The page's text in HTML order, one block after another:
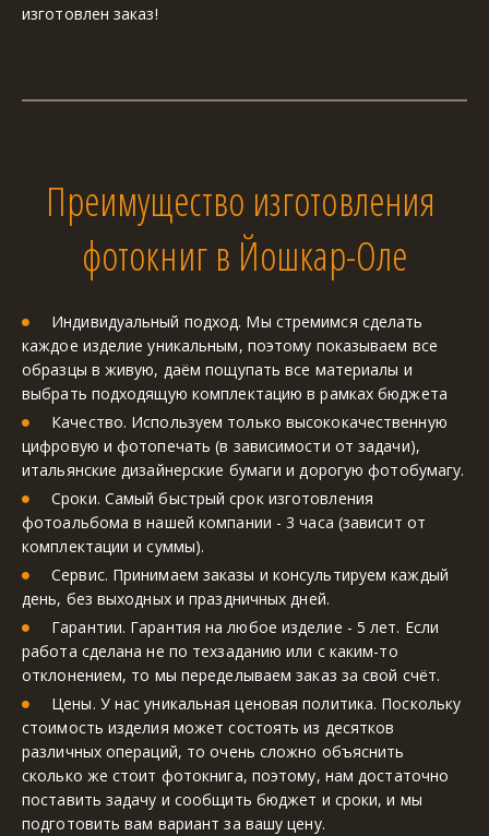
изготовлен заказ!
Преимущество изготовления
фотокниг в Йошкар-Оле
Индивидуальный подход. Мы стремимся сделать
каждое изделие уникальным, поэтому показываем все
образцы в живую, даём пощупать все материалы и
выбрать подходящую комплектацию в рамках бюджета
Качество. Используем только высококачественную
цифровую и фотопечать (в зависимости от задачи),
итальянские дизайнерские бумаги и дорогую фотобумагу.
Сроки. Самый быстрый срок изготовления
фотоальбома в нашей компании - 3 часа (зависит от
комплектации и суммы).
Сервис. Принимаем заказы и консультируем каждый
день, без выходных и праздничных дней.
Гарантии. Гарантия на любое изделие - 5 лет. Если
работа сделана не по техзаданию или с каким-то
отклонением, то мы переделываем заказ за свой счёт.
Цены. У нас уникальная ценовая политика. Поскольку
стоимость изделия может состоять из десятков
различных операций, то очень сложно объяснить
сколько же стоит фотокнига, поэтому, нам достаточно
поставить задачу и сообщить бюджет и сроки, и мы
подготовить вам вариант за вашу цену.